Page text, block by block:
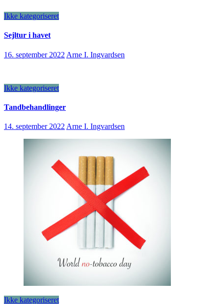
Ikke kategoriseret
Sejltur i havet
16. september 2022 Arne I. Ingvardsen
Ikke kategoriseret
Tandbehandlinger
14. september 2022 Arne I. Ingvardsen
Ikke kategoriseret